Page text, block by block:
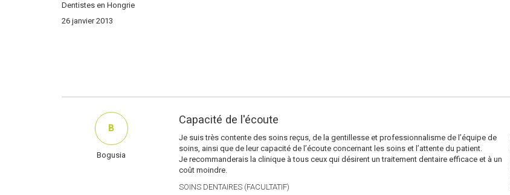
Dentistes en Hongrie
26 janvier 2013
Capacité de l'écoute
Je suis très contente des soins reçus, de la gentillesse et professionnalisme de l’équipe de
soins, ainsi que de leur capacité de l’écoute concernant les soins et l’attente du patient.
Je recommanderais la clinique à tous ceux qui désirent un traitement dentaire efficace et à un
coût moindre.
SOINS DENTAIRES (FACULTATIF)
B
Bogusia